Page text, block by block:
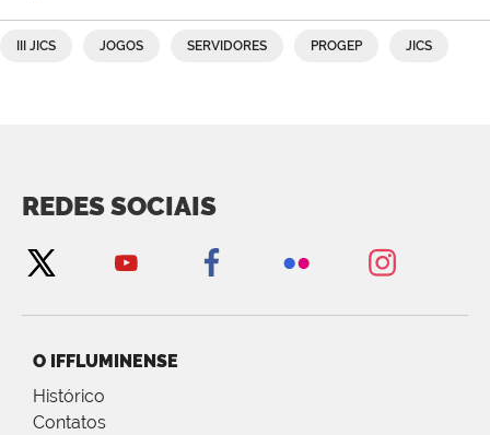
III JICS JOGOS SERVIDORES PROGEP JICS
REDES SOCIAIS
O IFFLUMINENSE
Histórico
Contatos